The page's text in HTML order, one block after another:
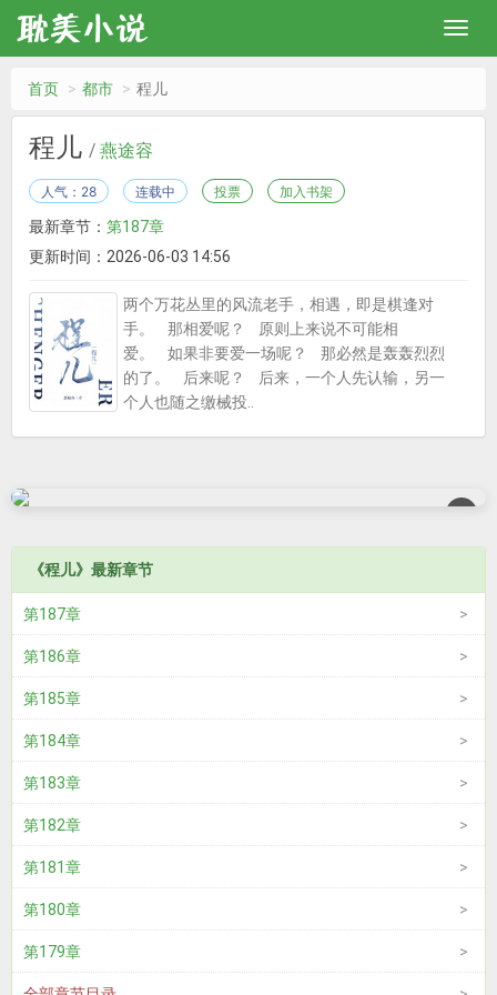
首页 都市 程儿
程儿 / 燕途容
人气：28 连载中 投票 加入书架
最新章节： 第187章
更新时间：2026-06-03 14:56
两个万花丛里的风流老手，相遇，即是棋逢对
手。 那相爱呢？ 原则上来说不可能相
爱。 如果非要爱一场呢？ 那必然是轰轰烈烈
的了。 后来呢？ 后来，一个人先认输，另一
个人也随之缴械投..
×
《程儿》最新章节
第187章
第186章
第185章
第184章
第183章
第182章
第181章
第180章
第179章